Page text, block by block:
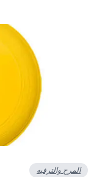
المرح والترفيه